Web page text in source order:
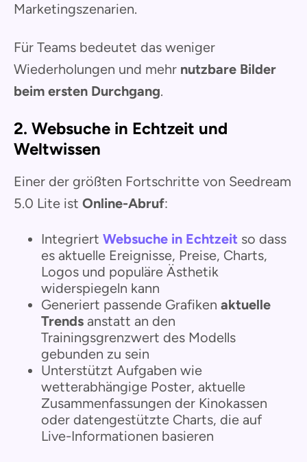
Marketingszenarien.
Für Teams bedeutet das weniger
Wiederholungen und mehr nutzbare Bilder
beim ersten Durchgang.
2. Websuche in Echtzeit und
Weltwissen
Einer der größten Fortschritte von Seedream
5.0 Lite ist Online-Abruf:
Integriert Websuche in Echtzeit so dass
es aktuelle Ereignisse, Preise, Charts,
Logos und populäre Ästhetik
widerspiegeln kann
Generiert passende Grafiken aktuelle
Trends anstatt an den
Trainingsgrenzwert des Modells
gebunden zu sein
Unterstützt Aufgaben wie
wetterabhängige Poster, aktuelle
Zusammenfassungen der Kinokassen
oder datengestützte Charts, die auf
Live-Informationen basieren